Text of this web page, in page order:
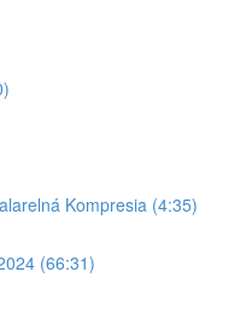
Kompresia (4:35)
(66:31)